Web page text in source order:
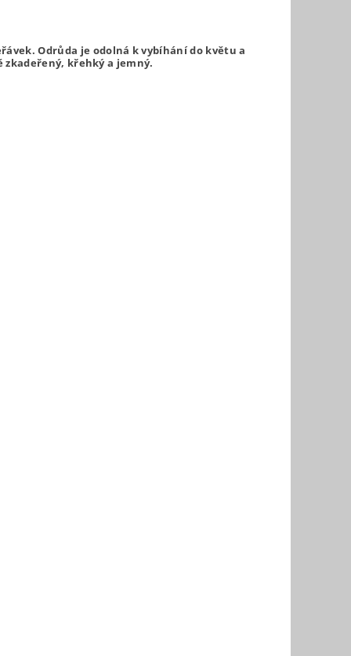
Odrůda je odolná k vybíhání do květu a
zkadeřený, křehký a jemný.